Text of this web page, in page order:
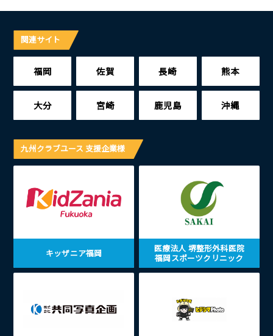
関連サイト
福岡 佐賀 長崎 熊本
大分 宮崎 鹿児島 沖縄
九州クラブユース 支援企業様
キッザニア福岡
医療法人 堺整形外科医院
福岡スポーツクリニック